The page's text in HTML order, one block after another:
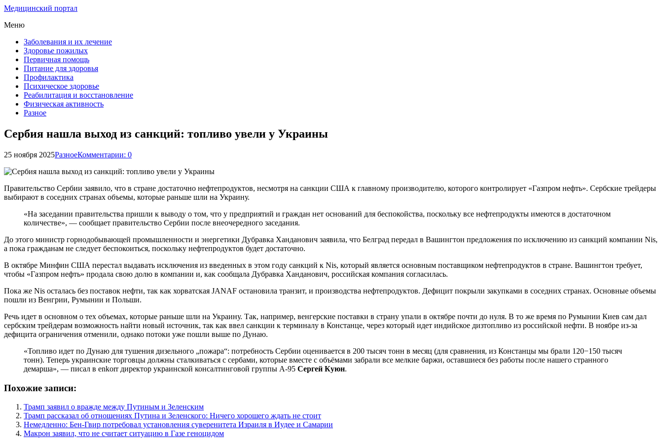
Медицинский портал
Меню
Заболевания и их лечение
Здоровье пожилых
Первичная помощь
Питание для здоровья
Профилактика
Психическое здоровье
Реабилитация и восстановление
Физическая активность
Разное
Сербия нашла выход из санкций: топливо увели у Украины
25 ноября 2025РазноеКомментарии: 0
Правительство Сербии заявило, что в стране достаточно нефтепродуктов, несмотря на санкции США к главному производителю, которого контролирует «Газпром нефть». Сербские трейдеры
выбирают в соседних странах объемы, которые раньше шли на Украину.
«На заседании правительства пришли к выводу о том, что у предприятий и граждан нет оснований для беспокойства, поскольку все нефтепродукты имеются в достаточном
количестве», — сообщает правительство Сербии после внеочередного заседания.
До этого министр горнодобывающей промышленности и энергетики Дубравка Ханданович заявила, что Белград передал в Вашингтон предложения по исключению из санкций компании Nis,
а пока гражданам не следует беспокоиться, поскольку нефтепродуктов будет достаточно.
В октябре Минфин США перестал выдавать исключения из введенных в этом году санкций к Nis, который является основным поставщиком нефтепродуктов в стране. Вашингтон требует,
чтобы «Газпром нефть» продала свою долю в компании и, как сообщала Дубравка Ханданович, российская компания согласилась.
Пока же Nis осталась без поставок нефти, так как хорватская JANAF остановила транзит, и производства нефтепродуктов. Дефицит покрыли закупками в соседних странах. Основные объемы
пошли из Венгрии, Румынии и Польши.
Речь идет в основном о тех объемах, которые раньше шли на Украину. Так, например, венгерские поставки в страну упали в октябре почти до нуля. В то же время по Румынии Киев сам дал
сербским трейдерам возможность найти новый источник, так как ввел санкции к терминалу в Констанце, через который идет индийское дизтопливо из российской нефти. В ноябре из-за
дефицита ограничения отменили, однако потоки уже пошли выше по Дунаю.
«Топливо идет по Дунаю для тушения дизельного „пожара“: потребность Сербии оценивается в 200 тысяч тонн в месяц (для сравнения, из Констанцы мы брали 120−150 тысяч
тонн). Теперь украинские торговцы должны сталкиваться с сербами, которые вместе с объёмами забрали все мелкие баржи, оставшиеся без работы после нашего странного
демарша», — писал в enkorr директор украинской консалтинговой группы A-95 Сергей Куюн.
Похожие записи:
Трамп заявил о вражде между Путиным и Зеленским
Трамп рассказал об отношениях Путина и Зеленского: Ничего хорошего ждать не стоит
Немедленно: Бен-Гвир потребовал установления суверенитета Израиля в Иудее и Самарии
Макрон заявил, что не считает ситуацию в Газе геноцидом